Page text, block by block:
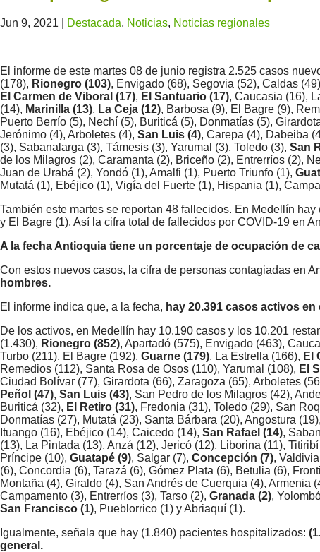
Jun 9, 2021 Destacada, Noticias, Noticias regionales
El informe de este martes 08 de junio registra 2.525 casos
(178), Rionegro (103), Envigado (68), Segovia (52), Caldas
El Carmen de Viboral (17), El Santuario (17), Caucasia (16),
(14), Marinilla (13), La Ceja (12), Barbosa (9), El Bagre (9),
Puerto Berrío (5), Nechí (5), Buriticá (5), Donmatías (5),
Jerónimo (4), Arboletes (4), San Luis (4), Carepa (4), Dabeiba
(3), Sabanalarga (3), Támesis (3), Yarumal (3), Toledo (3), San
de los Milagros (2), Caramanta (2), Briceño (2), Entrerríos (2),
Juan de Urabá (2), Yondó (1), Amalfi (1), Puerto Triunfo (1),
Mutatá (1), Ebéjico (1), Vigía del Fuerte (1), Hispania (1),
También este martes se reportan 48 fallecidos. En Medellín
y El Bagre (1). Así la cifra total de fallecidos por COVID-19 en
A la fecha Antioquia tiene un porcentaje de ocupación de
Con estos nuevos casos, la cifra de personas contagiadas en
hombres.
El informe indica que, a la fecha, hay 20.391 casos activos
De los activos, en Medellín hay 10.190 casos y los 10.201
(1.430), Rionegro (852), Apartadó (575), Envigado (463),
Turbo (211), El Bagre (192), Guarne (179), La Estrella (166), El
Remedios (112), Santa Rosa de Osos (110), Yarumal (108), El
Ciudad Bolívar (77), Girardota (66), Zaragoza (65), Arboletes
Peñol (47), San Luis (43), San Pedro de los Milagros (42),
Buriticá (32), El Retiro (31), Fredonia (31), Toledo (29), San
Donmatías (27), Mutatá (23), Santa Bárbara (20), Angostura (19),
Ituango (16), Ebéjico (14), Caicedo (14), San Rafael (14),
(13), La Pintada (13), Anzá (12), Jericó (12), Liborina (11),
Príncipe (10), Guatapé (9), Salgar (7), Concepción (7),
(6), Concordia (6), Tarazá (6), Gómez Plata (6), Betulia (6),
Montaña (4), Giraldo (4), San Andrés de Cuerquia (4), Armenia
Campamento (3), Entrerríos (3), Tarso (2), Granada (2),
San Francisco (1), Pueblorrico (1) y Abriaquí (1).
Igualmente, señala que hay (1.840) pacientes hospitalizados:
general.